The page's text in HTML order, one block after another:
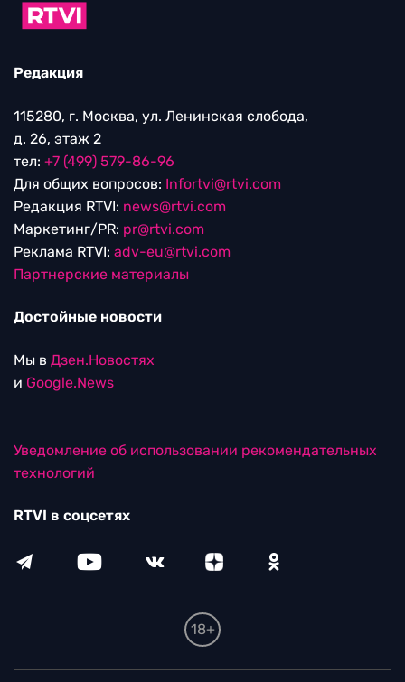
Редакция
115280, г. Москва, ул. Ленинская слобода,
д. 26, этаж 2
тел: +7 (499) 579-86-96
Для общих вопросов: Infortvi@rtvi.com
Редакция RTVI: news@rtvi.com
Маркетинг/PR: pr@rtvi.com
Реклама RTVI: adv-eu@rtvi.com
Партнерские материалы
Достойные новости
Мы в Дзен.Новостях
и Google.News
Уведомление об использовании рекомендательных
технологий
RTVI в соцсетях
18+